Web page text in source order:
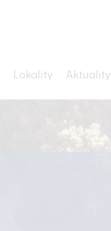
Lokality Aktuality